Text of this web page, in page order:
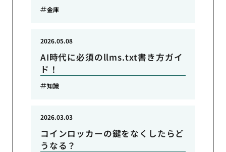
金庫
AI時代に必須のllms.txt書き方ガイ
ド！
2026.05.08
知識
コインロッカーの鍵をなくしたらど
うなる？
2026.03.03